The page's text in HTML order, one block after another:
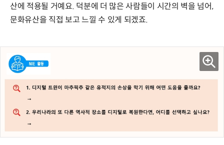
산에 적용될 거예요. 덕분에 더 많은 사람들이 시간의 벽을 넘어,
문화유산을 직접 보고 느낄 수 있게 되겠죠.